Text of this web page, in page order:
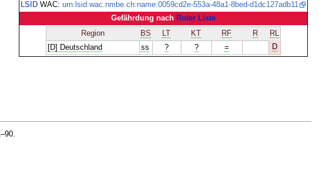
LSIDWAC: urn:lsid:wac.nmbe.ch:name:0059cd2e-553a-48a1-8bed-d1dc127adb11
Gefährdung nach Roter Liste
Region
BS LT KT RF R
RL
[D] Deutschland
ss ? ? = D